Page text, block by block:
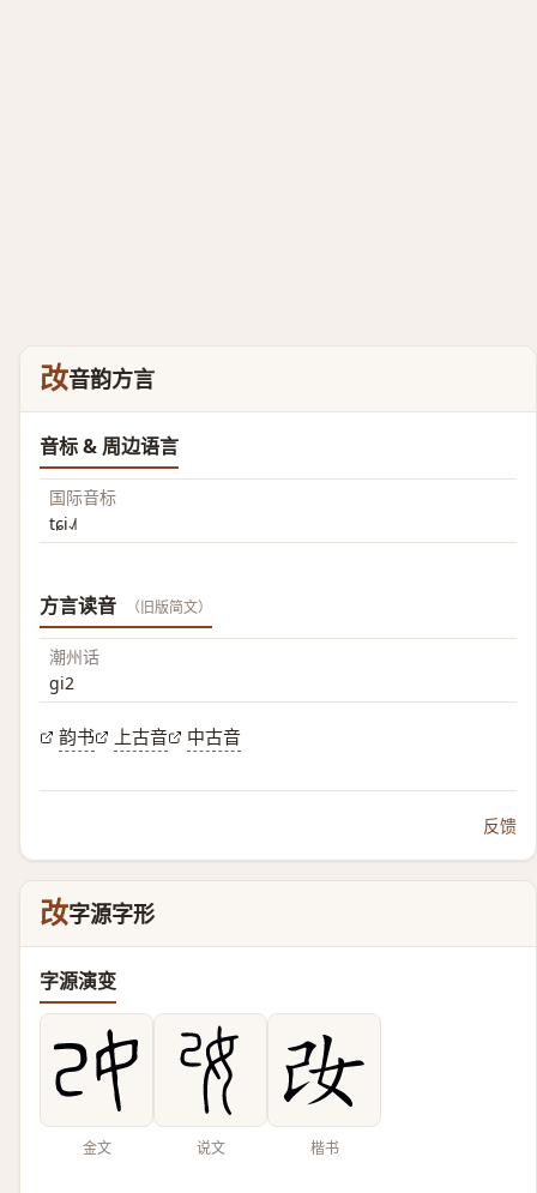
妀音韵方言
音标 & 周边语言
国际音标
tɕi˨˩˦
方言读音 （旧版简文）
潮州话
gi2
韵书 上古音 中古音
反馈
妀字源字形
字源演变
金文 说文 楷书